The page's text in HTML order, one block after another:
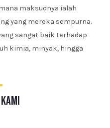
maksudnya ialah
yang mereka sempurna.
sangat baik terhadap
kimia, minyak, hingga